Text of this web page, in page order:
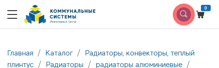
0
Главная Каталог
Радиаторы, конвекторы, теплый
плинтус
Радиаторы
радиаторы алюминиевые